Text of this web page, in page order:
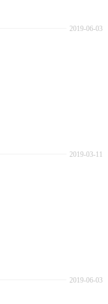
2019-06-03
2019-03-11
2019-06-03